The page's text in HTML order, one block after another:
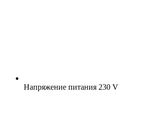
Напряжение питания 230 V